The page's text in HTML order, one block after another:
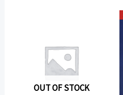
OUT OF STOCK